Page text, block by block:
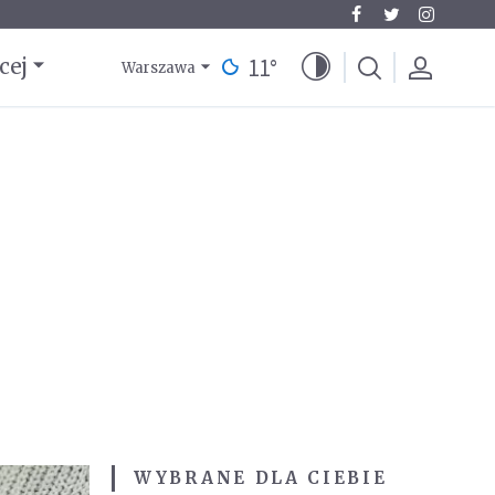
Warszawa 11°
WYBRANE DLA CIEBIE